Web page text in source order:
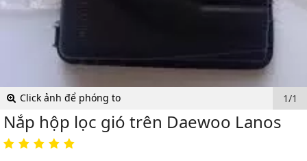
Click ảnh để phóng to 1/1
Nắp hộp lọc gió trên Daewoo Lanos